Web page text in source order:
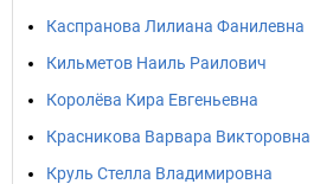
Каспранова Лилиана Фанилевна
Кильметов Наиль Раилович
Королёва Кира Евгеньевна
Красникова Варвара Викторовна
Круль Стелла Владимировна